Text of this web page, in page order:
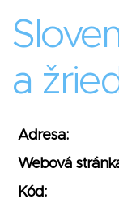
a
Adresa:
Webová
Kód: